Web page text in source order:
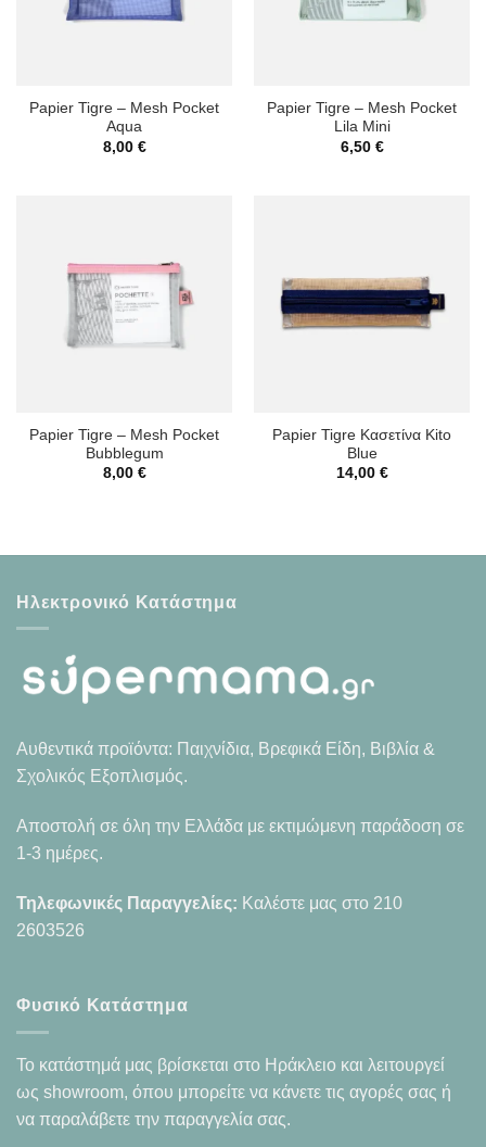
Papier Tigre – Mesh Pocket
Aqua
8,00 €
Papier Tigre – Mesh Pocket
Lila Mini
6,50 €
Papier Tigre – Mesh Pocket
Bubblegum
8,00 €
Papier Tigre Κασετίνα Kito
Blue
14,00 €
Ηλεκτρονικό Κατάστημα
Αυθεντικά προϊόντα: Παιχνίδια, Βρεφικά Είδη, Βιβλία &
Σχολικός Εξοπλισμός.
Αποστολή σε όλη την Ελλάδα με εκτιμώμενη παράδοση σε
1-3 ημέρες.
Τηλεφωνικές Παραγγελίες: Καλέστε μας στο 210
2603526
Φυσικό Κατάστημα
Το κατάστημά μας βρίσκεται στο Ηράκλειο και λειτουργεί
ως showroom, όπου μπορείτε να κάνετε τις αγορές σας ή
να παραλάβετε την παραγγελία σας.